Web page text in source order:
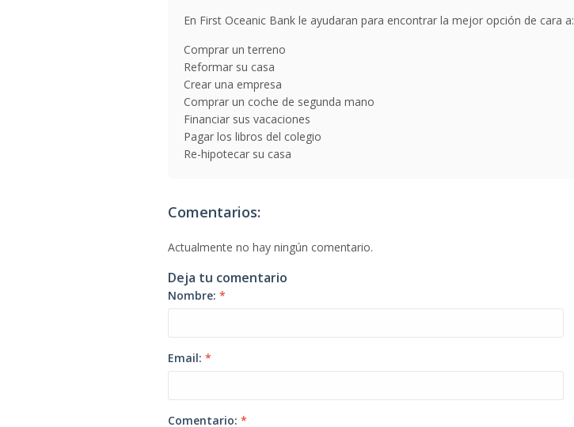
En First Oceanic Bank le ayudaran para encontrar la mejor opción de cara a:
Comprar un terreno
Reformar su casa
Crear una empresa
Comprar un coche de segunda mano
Financiar sus vacaciones
Pagar los libros del colegio
Re-hipotecar su casa
Comentarios:
Actualmente no hay ningún comentario.
Deja tu comentario
Nombre: *
Email: *
Comentario: *